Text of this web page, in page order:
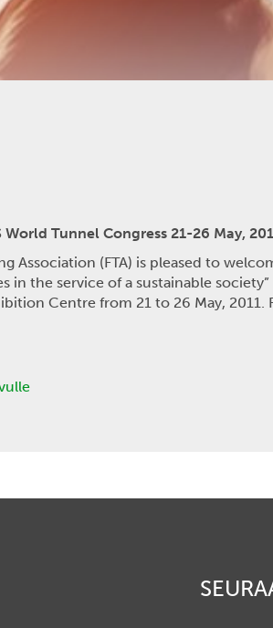
World Tunnel Congress 21-26 May,
Association (FTA) is pleased to
in the service of a sustainable
Centre from 21 to 26 May,